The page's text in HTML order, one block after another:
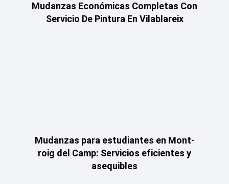
Mudanzas Económicas Completas Con
Servicio De Pintura En Vilablareix
Mudanzas para estudiantes en Mont-
roig del Camp: Servicios eficientes y
asequibles